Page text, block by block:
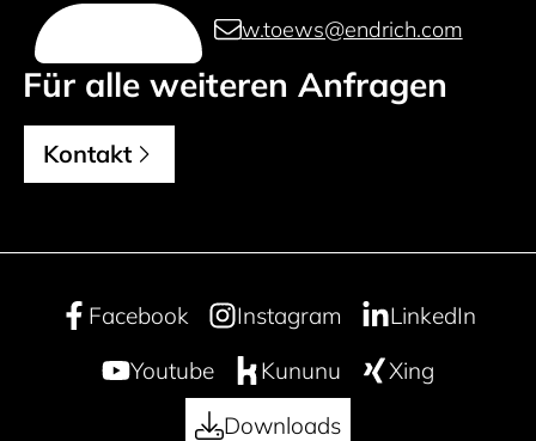
w.toews@endrich.com
Für alle weiteren Anfragen
Kontakt
Facebook Instagram
LinkedIn
Youtube
Kununu
Xing
Downloads